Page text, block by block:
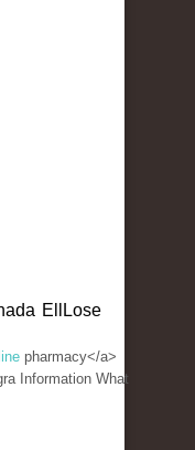
EllLose
pharmacy</a>
Information What